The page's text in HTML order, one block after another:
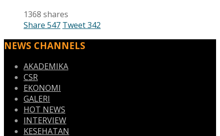
1368 shares
Share 547 Tweet342
NEWS CHANNELS
AKADEMIKA
CSR
EKONOMI
GALERI
HOT NEWS
INTERVIEW
KESEHATAN